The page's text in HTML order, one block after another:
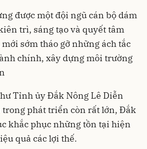
được một đội ngũ cán bộ dám
trì, sáng tạo và quyết tâm
mới sớm tháo gỡ những ách tắc
chính, xây dựng môi trường
Tỉnh ủy Đắk Nông Lê Diễn
trong phát triển còn rất lớn, Đắk
khắc phục những tồn tại hiện
quả các lợi thế.